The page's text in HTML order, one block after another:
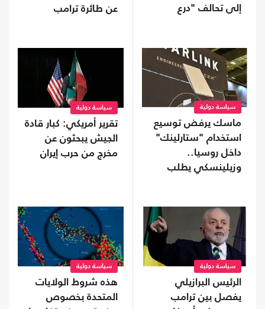
إلى تحالف "درع
عن طائرة ترامب
سياسة دولية
ماسك يرفض توسيع
استخدام "ستارلينك"
داخل روسيا..
وزيلينسكي يطلب
سياسة دولية
تقرير أمريكي: كبار قادة
الجيش يبحثون عن
مخرج من حرب إيران
سياسة دولية
الرئيس البرازيلي
يفصل بين ترامب
سياسة دولية
هذه شروط الولايات
المتحدة بخصوص